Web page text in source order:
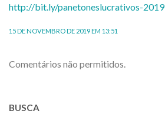
http://bit.ly/panetoneslucrativos-2019
15 DE NOVEMBRO DE 2019 EM 13:51
Comentários não permitidos.
BUSCA